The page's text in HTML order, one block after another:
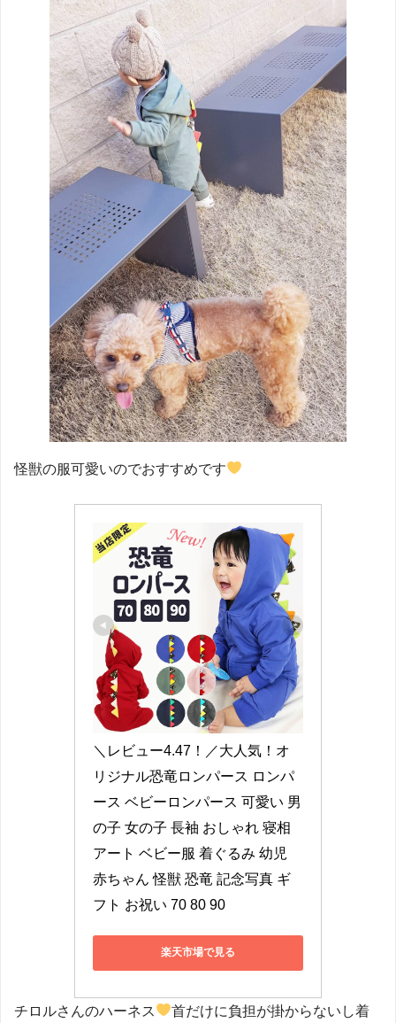
怪獣の服可愛いのでおすすめです
＼レビュー4.47！／大人気！オ
リジナル恐竜ロンパース ロンパ
ース ベビーロンパース 可愛い 男
の子 女の子 長袖 おしゃれ 寝相
アート ベビー服 着ぐるみ 幼児
赤ちゃん 怪獣 恐竜 記念写真 ギ
フト お祝い 70 80 90
楽天市場で見る
チロルさんのハーネス
首だけに負担が掛からないし着